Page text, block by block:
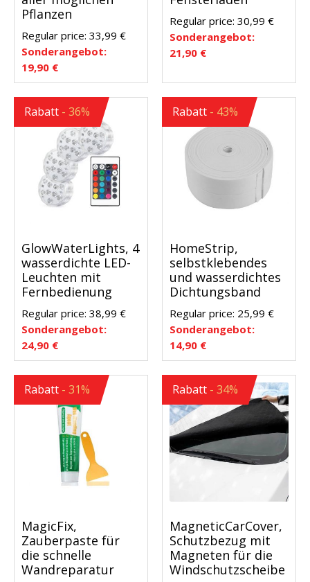
Pflanzen
Regular price: 33,99 €
Sonderangebot:
19,90 €
Regular price: 30,99 €
Sonderangebot:
21,90 €
Rabatt - 36%
GlowWaterLights, 4
wasserdichte LED-
Leuchten mit
Fernbedienung
Regular price: 38,99 €
Sonderangebot:
24,90 €
Rabatt - 43%
HomeStrip,
selbstklebendes
und wasserdichtes
Dichtungsband
Regular price: 25,99 €
Sonderangebot:
14,90 €
Rabatt - 31%
MagicFix,
Zauberpaste für
die schnelle
Wandreparatur
Rabatt - 34%
MagneticCarCover,
Schutzbezug mit
Magneten für die
Windschutzscheibe